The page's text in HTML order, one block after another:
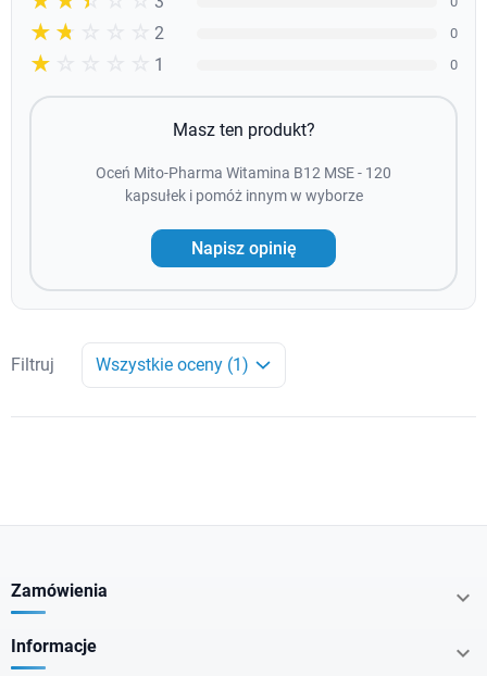
☆☆☆☆☆
★★ 2 0
☆☆☆☆☆
★ 1 0
Masz ten produkt?
Oceń Mito-Pharma Witamina B12 MSE - 120
kapsułek i pomóż innym w wyborze
Napisz opinię
Filtruj Wszystkie oceny (1)
Zamówienia 
Informacje 